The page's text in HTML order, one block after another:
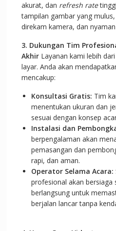
akurat, dan refresh rate
tampilan gambar yang
direkam kamera, dan
3. Dukungan Tim
AkhirLayanan kami lebih
layar. Anda akan
mencakup:
Konsultasi Gratis: Tim
menentukan ukuran dan
sesuai dengan konsep
Instalasi dan
berpengalaman akan
pemasangan dan
rapi, dan aman.
Operator Selama Acara:
profesional akan bersiaga
berlangsung untuk
berjalan lancar tanpa